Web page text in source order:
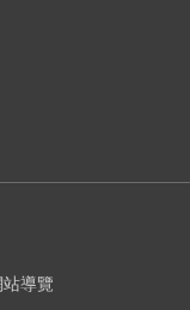
站導覽